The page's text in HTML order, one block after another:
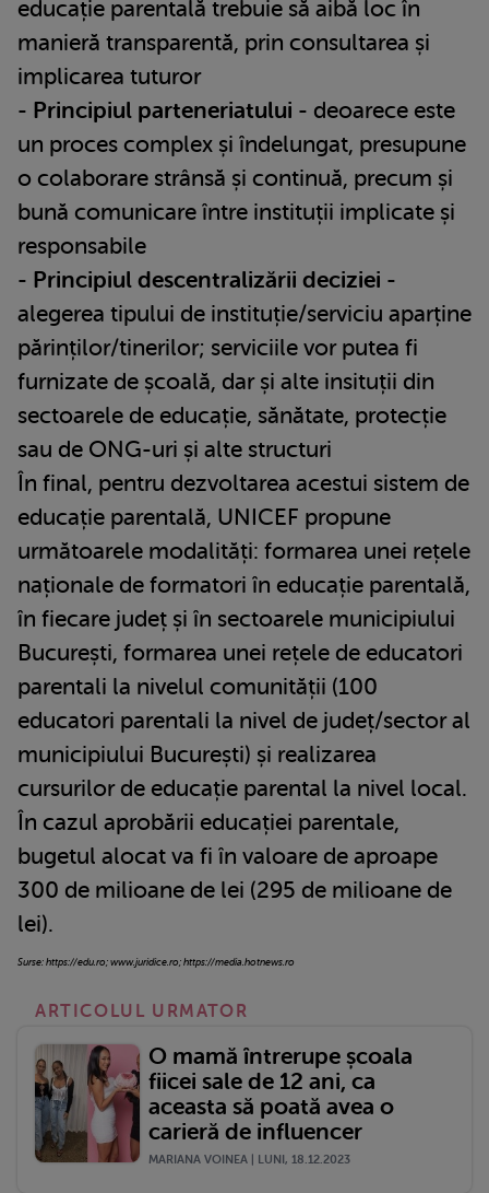
educație parentală trebuie să aibă loc în
manieră transparentă, prin consultarea și
implicarea tuturor
- Principiul parteneriatului - deoarece este
un proces complex și îndelungat, presupune
o colaborare strânsă și continuă, precum și
bună comunicare între instituții implicate și
responsabile
- Principiul descentralizării deciziei -
alegerea tipului de instituție/serviciu aparține
părinților/tinerilor; serviciile vor putea fi
furnizate de școală, dar și alte insituții din
sectoarele de educație, sănătate, protecție
sau de ONG-uri și alte structuri
În final, pentru dezvoltarea acestui sistem de
educație parentală, UNICEF propune
următoarele modalități: formarea unei rețele
naționale de formatori în educație parentală,
în fiecare județ și în sectoarele municipiului
București, formarea unei rețele de educatori
parentali la nivelul comunității (100
educatori parentali la nivel de județ/sector al
municipiului București) și realizarea
cursurilor de educație parental la nivel local.
În cazul aprobării educației parentale,
bugetul alocat va fi în valoare de aproape
300 de milioane de lei (295 de milioane de
lei).
Surse: https://edu.ro; www.juridice.ro; https://media.hotnews.ro
ARTICOLUL URMATOR
O mamă întrerupe școala
fiicei sale de 12 ani, ca
aceasta să poată avea o
carieră de influencer
MARIANA VOINEA | LUNI, 18.12.2023